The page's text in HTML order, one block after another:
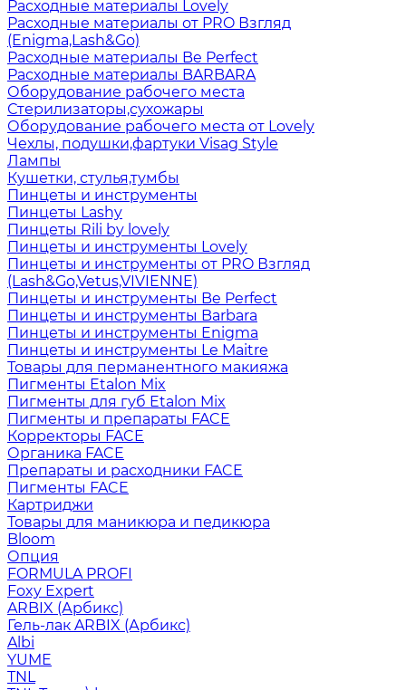
Расходные материалы Lovely
Расходные материалы от PRO Взгляд
(Enigma,Lash&Go)
Расходные материалы Be Perfect
Расходные материалы BARBARA
Оборудование рабочего места
Стерилизаторы,сухожары
Оборудование рабочего места от Lovely
Чехлы, подушки,фартуки Visag Style
Лампы
Кушетки, стулья,тумбы
Пинцеты и инструменты
Пинцеты Lashy
Пинцеты Rili by lovely
Пинцеты и инструменты Lovely
Пинцеты и инструменты от PRO Взгляд
(Lash&Go,Vetus,VIVIENNE)
Пинцеты и инструменты Be Perfect
Пинцеты и инструменты Barbara
Пинцеты и инструменты Enigma
Пинцеты и инструменты Le Maitre
Товары для перманентного макияжа
Пигменты Etalon Mix
Пигменты для губ Etalon Mix
Пигменты и препараты FACE
Корректоры FACE
Органика FACE
Препараты и расходники FACE
Пигменты FACE
Картриджи
Товары для маникюра и педикюра
Bloom
Опция
FORMULA PROFI
Foxy Expert
ARBIX (Арбикс)
Гель-лак ARBIX (Арбикс)
Albi
YUME
TNL